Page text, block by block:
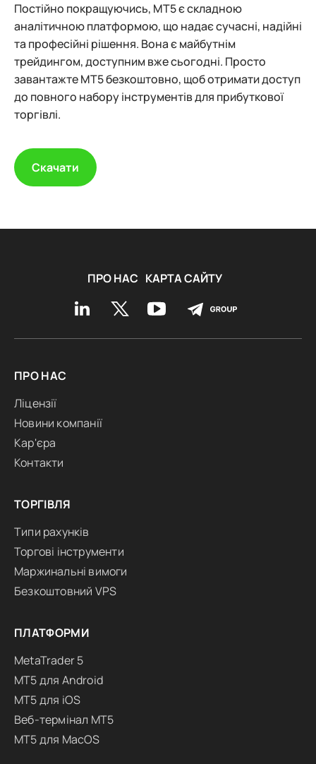
Постійно покращуючись, MT5 є складною
аналітичною платформою, що надає сучасні, надійні
та професійні рішення. Вона є майбутнім
трейдингом, доступним вже сьогодні. Просто
завантажте MT5 безкоштовно, щоб отримати доступ
до повного набору інструментів для прибуткової
торгівлі.
Скачати
ПРО НАС КАРТА САЙТУ
ПРО НАС
Ліцензії
Новини компанії
Кар'єра
Контакти
ТОРГІВЛЯ
Типи рахунків
Торгові інструменти
Маржинальні вимоги
Безкоштовний VPS
ПЛАТФОРМИ
MetaTrader 5
MT5 для Android
MT5 для iOS
Веб-термінал MT5
MT5 для MacOS